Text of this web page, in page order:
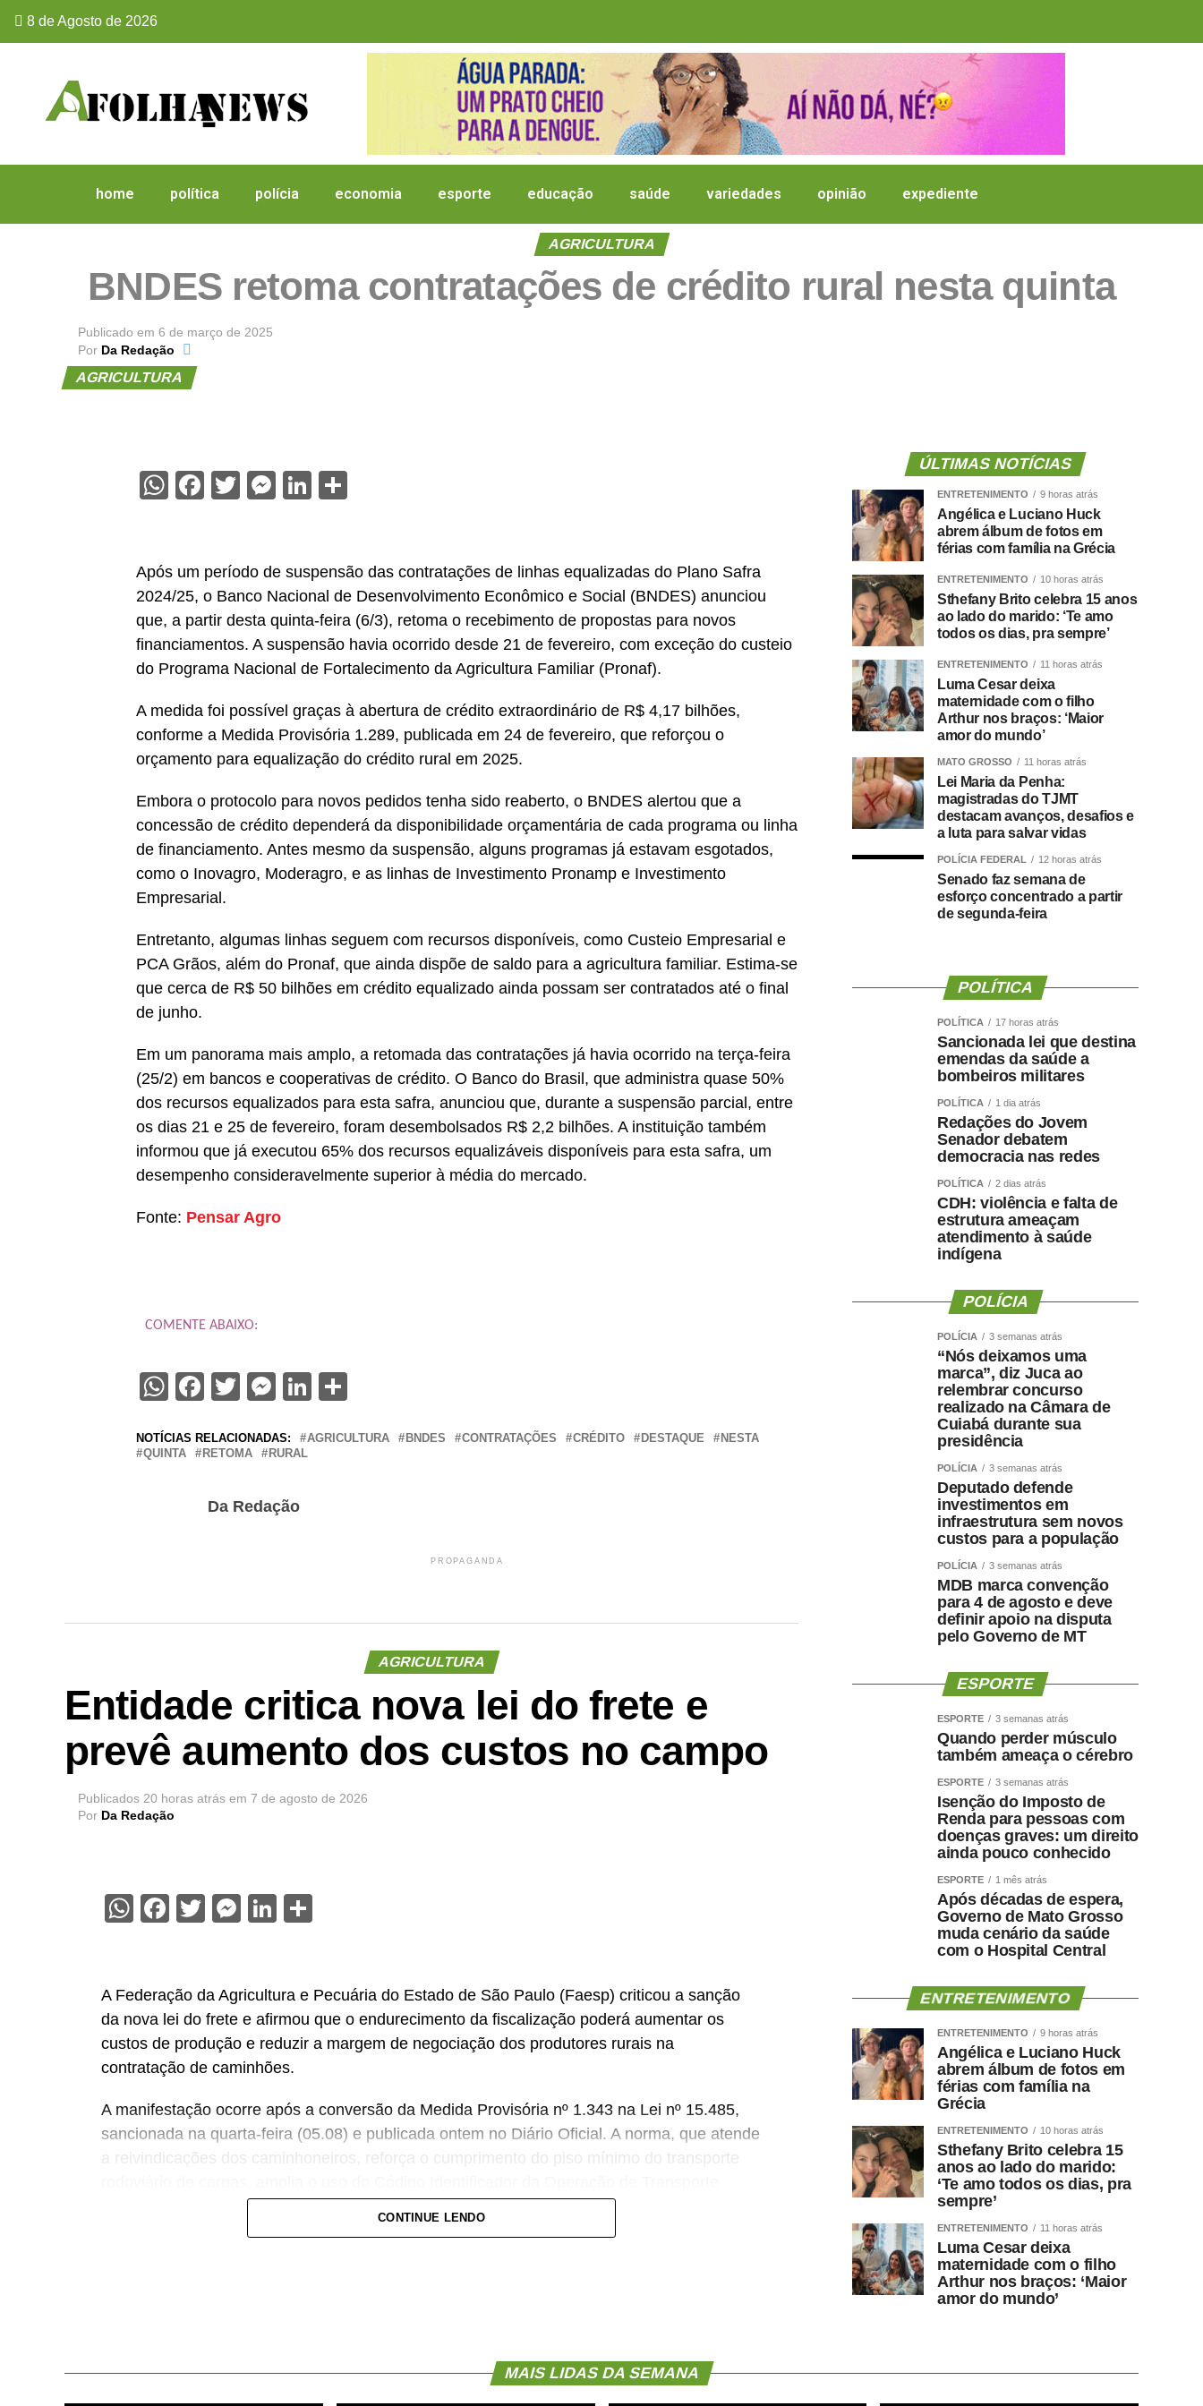
8 de Agosto de 2026
home política polícia economia esporte educação saúde variedades opinião expediente
AGRICULTURA
BNDES retoma contratações de crédito rural nesta quinta
Publicado em 6 de março de 2025
Por Da Redação
AGRICULTURA
WhatsApp
Facebook
TwitterMessenger
LinkedIn
Após um período de suspensão das contratações de linhas equalizadas do Plano Safra
2024/25, o Banco Nacional de Desenvolvimento Econômico e Social (BNDES) anunciou
que, a partir desta quinta-feira (6/3), retoma o recebimento de propostas para novos
financiamentos. A suspensão havia ocorrido desde 21 de fevereiro, com exceção do custeio
do Programa Nacional de Fortalecimento da Agricultura Familiar (Pronaf).
A medida foi possível graças à abertura de crédito extraordinário de R$ 4,17 bilhões,
conforme a Medida Provisória 1.289, publicada em 24 de fevereiro, que reforçou o
orçamento para equalização do crédito rural em 2025.
Embora o protocolo para novos pedidos tenha sido reaberto, o BNDES alertou que a
concessão de crédito dependerá da disponibilidade orçamentária de cada programa ou linha
de financiamento. Antes mesmo da suspensão, alguns programas já estavam esgotados,
como o Inovagro, Moderagro, e as linhas de Investimento Pronamp e Investimento
Empresarial.
Entretanto, algumas linhas seguem com recursos disponíveis, como Custeio Empresarial e
PCA Grãos, além do Pronaf, que ainda dispõe de saldo para a agricultura familiar. Estima-se
que cerca de R$ 50 bilhões em crédito equalizado ainda possam ser contratados até o final
de junho.
Em um panorama mais amplo, a retomada das contratações já havia ocorrido na terça-feira
(25/2) em bancos e cooperativas de crédito. O Banco do Brasil, que administra quase 50%
dos recursos equalizados para esta safra, anunciou que, durante a suspensão parcial, entre
os dias 21 e 25 de fevereiro, foram desembolsados R$ 2,2 bilhões. A instituição também
informou que já executou 65% dos recursos equalizáveis disponíveis para esta safra, um
desempenho consideravelmente superior à média do mercado.
Fonte: Pensar Agro
COMENTE ABAIXO:
WhatsApp
Facebook
TwitterMessenger
LinkedIn
NOTÍCIAS RELACIONADAS: AGRICULTURA BNDES CONTRATAÇÕES CRÉDITO DESTAQUE
NESTA
QUINTA
RETOMA RURAL
Da Redação
PROPAGANDA
AGRICULTURA
Entidade critica nova lei do frete e
prevê aumento dos custos no campo
Publicados 20 horas atrás em 7 de agosto de 2026
Por Da Redação
WhatsApp
Facebook
TwitterMessenger
LinkedIn
A Federação da Agricultura e Pecuária do Estado de São Paulo (Faesp) criticou a sanção
da nova lei do frete e afirmou que o endurecimento da fiscalização poderá aumentar os
custos de produção e reduzir a margem de negociação dos produtores rurais na
contratação de caminhões.
A manifestação ocorre após a conversão da Medida Provisória nº 1.343 na Lei nº 15.485,
sancionada na quarta-feira (05.08) e publicada ontem no Diário Oficial. A norma, que atende
a reivindicações dos caminhoneiros, reforça o cumprimento do piso mínimo do transporte
(CIOT) e cria penalidades mais severas para contratações abaixo da tabela.
A crítica se concentra principalmente no efeito sobre o produtor que contrata diretamente o
CONTINUE LENDO
ÚLTIMAS NOTÍCIAS
ENTRETENIMENTO 9 horas atrás
Angélica e Luciano Huck
abrem álbum de fotos em
férias com família na Grécia
ENTRETENIMENTO 10 horas atrás
Sthefany Brito celebra 15 anos
ao lado do marido: ‘Te amo
todos os dias, pra sempre’
ENTRETENIMENTO 11 horas atrás
Luma Cesar deixa
maternidade com o filho
Arthur nos braços: ‘Maior
amor do mundo’
MATO GROSSO 11 horas atrás
Lei Maria da Penha:
magistradas do TJMT
destacam avanços, desafios e
a luta para salvar vidas
POLÍCIA FEDERAL 12 horas atrás
Senado faz semana de
esforço concentrado a partir
de segunda-feira
POLÍTICA
POLÍTICA 17 horas atrás
Sancionada lei que destina
emendas da saúde a
bombeiros militares
POLÍTICA 1 dia atrás
Redações do Jovem
Senador debatem
democracia nas redes
POLÍTICA 2 dias atrás
CDH: violência e falta de
estrutura ameaçam
atendimento à saúde
indígena
POLÍCIA
POLÍCIA 3 semanas atrás
“Nós deixamos uma
marca”, diz Juca ao
relembrar concurso
realizado na Câmara de
Cuiabá durante sua
presidência
POLÍCIA 3 semanas atrás
Deputado defende
investimentos em
infraestrutura sem novos
custos para a população
POLÍCIA 3 semanas atrás
MDB marca convenção
para 4 de agosto e deve
definir apoio na disputa
pelo Governo de MT
ESPORTE
ESPORTE 3 semanas atrás
Quando perder músculo
também ameaça o cérebro
ESPORTE 3 semanas atrás
Isenção do Imposto de
Renda para pessoas com
doenças graves: um direito
ainda pouco conhecido
ESPORTE 1 mês atrás
Após décadas de espera,
Governo de Mato Grosso
muda cenário da saúde
com o Hospital Central
ENTRETENIMENTO
ENTRETENIMENTO 9 horas atrás
Angélica e Luciano Huck
abrem álbum de fotos em
férias com família na
Grécia
ENTRETENIMENTO 10 horas atrás
Sthefany Brito celebra 15
anos ao lado do marido:
‘Te amo todos os dias, pra
sempre’
ENTRETENIMENTO 11 horas atrás
Luma Cesar deixa
maternidade com o filho
Arthur nos braços: ‘Maior
amor do mundo’
MAIS LIDAS DA SEMANA